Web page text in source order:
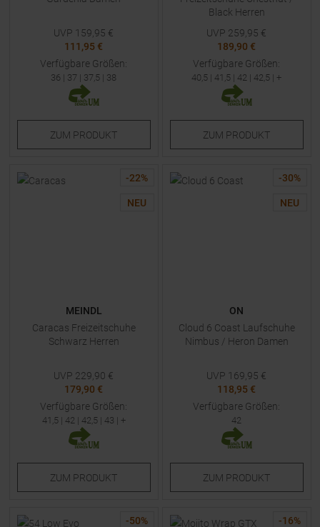
UVP 159,95 €
111,95 €
Verfügbare Größen:
36 | 37 | 37,5 | 38
ZUM PRODUKT
Black Herren
UVP 259,95 €
189,90 €
Verfügbare Größen:
40,5 | 41,5 | 42 | 42,5 | +
ZUM PRODUKT
-22%
NEU
MEINDL
Caracas Freizeitschuhe
Schwarz Herren
UVP 229,90 €
179,90 €
Verfügbare Größen:
41,5 | 42| 42,5 | 43 | +
ZUM PRODUKT
-30%
NEU
ON
Cloud 6 Coast Laufschuhe
Nimbus / Heron Damen
UVP 169,95 €
118,95 €
Verfügbare Größen:
42
ZUM PRODUKT
-50% -16%